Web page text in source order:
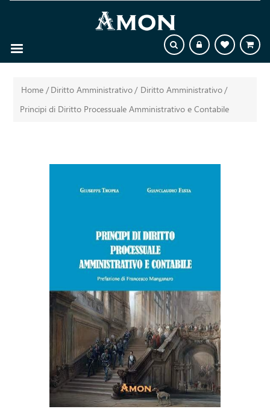
Home /Diritto Amministrativo/ Diritto Amministrativo/
Principi di Diritto Processuale Amministrativo e Contabile